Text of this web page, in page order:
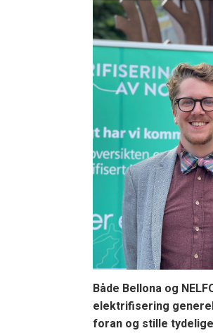
Både Bellona og
elektrifisering
foran og stille